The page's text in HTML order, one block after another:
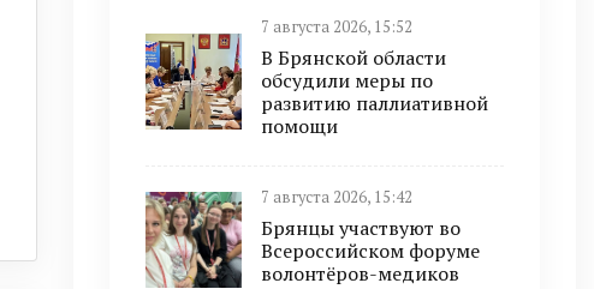
7 августа 2026, 15:52
В Брянской области
обсудили меры по
развитию паллиативной
помощи
7 августа 2026, 15:42
Брянцы участвуют во
Всероссийском форуме
волонтёров-медиков